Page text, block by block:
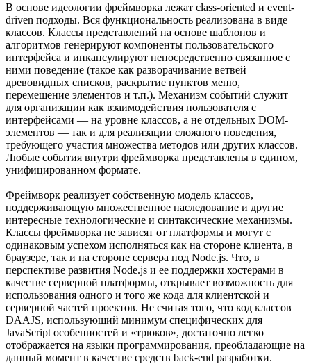
В основе идеологии фреймворка лежат class-oriented и event-
driven подходы. Вся функциональность реализована в виде
классов. Классы представлений на основе шаблонов и
алгоритмов генерируют компоненты пользовательского
интерфейса и инкапсулируют непосредственно связанное с
ними поведение (такое как разворачивание ветвей
древовидных списков, раскрытие пунктов меню,
перемещение элементов и т.п.). Механизм событий служит
для организации как взаимодействия пользователя с
интерфейсами — на уровне классов, а не отдельных DOM-
элементов — так и для реализации сложного поведения,
требующего участия множества методов или других классов.
Любые события внутри фреймворка представлены в едином,
унифицированном формате.
Фреймворк реализует собственную модель классов,
поддерживающую множественное наследование и другие
интересные технологические и синтаксические механизмы.
Классы фреймворка не зависят от платформы и могут с
одинаковым успехом исполняться как на стороне клиента, в
браузере, так и на стороне сервера под Node.js. Что, в
перспективе развития Node.js и ее поддержки хостерами в
качестве серверной платформы, открывает возможность для
использования одного и того же кода для клиентской и
серверной частей проектов. Не считая того, что код классов
DAAJS, использующий минимум специфических для
JavaScript особенностей и «трюков», достаточно легко
отображается на языки программирования, преобладающие на
данный момент в качестве средств back-end разработки.